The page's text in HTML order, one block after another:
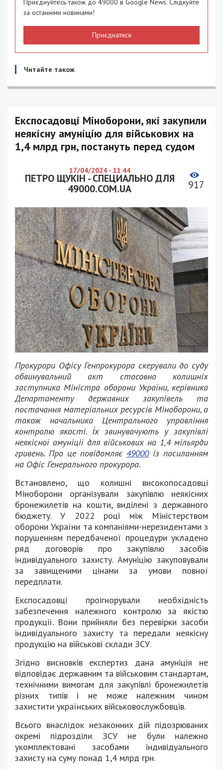
Приєднуйтесь також до 49000 в Google News. Слідкуйте
за останніми новинами!
Приєднатися
Читайте також
Експосадовці Міноборони, які закупили
неякісну амуніцію для військових на
1,4 млрд грн, постануть перед судом
17/04/2024 - 11:44
ПЕТРО ЩУКІН - СПЕЦИАЛЬНО ДЛЯ
49000.COM.UA
917
Прокурори Офісу Генпрокурора скерували до суду
обвинувальний акт стосовно колишніх
заступника Міністра оборони України, керівника
Департаменту державних закупівель та
постачання матеріальних ресурсів Міноборони, а
також начальника Центрального управління
контролю якості. Їх звинувачують у закупівлі
неякісної амуніції для військових на 1,4 мільярди
гривень. Про це повідомляє 49000із посиланням
на Офіс Генерального прокурора.
Встановлено, що колишні високопосадовці
Міноборони організували закупівлю неякісних
бронежилетів на кошти, виділені з державного
бюджету. У 2022 році між Міністерством
оборони України та компаніями-нерезидентами з
порушенням передбаченої процедури укладено
ряд договорів про закупівлю засобів
індивідуального захисту. Амуніцію закуповували
за завищеними цінами за умови повної
передплати.
Експосадовці проігнорували необхідність
забезпечення належного контролю за якістю
продукції. Вони прийняли без перевірки засоби
індивідуального захисту та передали неякісну
продукцію на військові склади ЗСУ.
Згідно висновків експертиз дана амуніція не
відповідає державним та військовим стандартам,
технічними вимогам для закупівлі бронежилетів
різних типів і не може належним чином
захистити українських військовослужбовців.
Всього внаслідок незаконних дій підозрюваних
окремі підрозділи ЗСУ не були належно
укомплектовані засобами індивідуального
захисту на суму понад 1,4 млрд грн.